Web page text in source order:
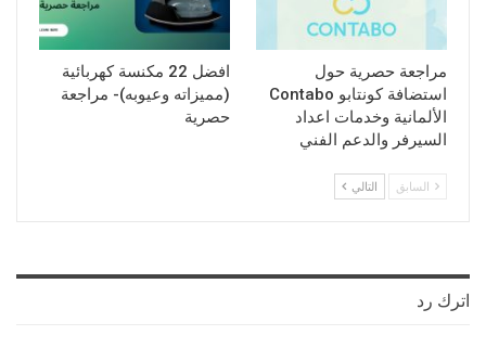
مراجعة حصرية حول
استضافة كونتابو Contabo
الألمانية وخدمات اعداد
السيرفر والدعم الفني
افضل 22 مكنسة كهربائية
(مميزاته وعيوبه)- مراجعة
حصرية
السابق التالي
اترك رد